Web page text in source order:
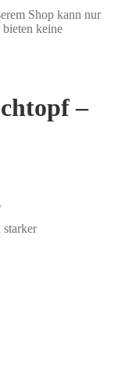
Shop kann nur
keine
–
starker